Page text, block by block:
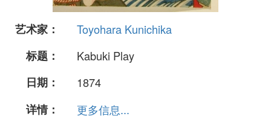
艺术家：
Toyohara Kunichika
标题：
Kabuki Play
日期：
1874
详情：
更多信息...